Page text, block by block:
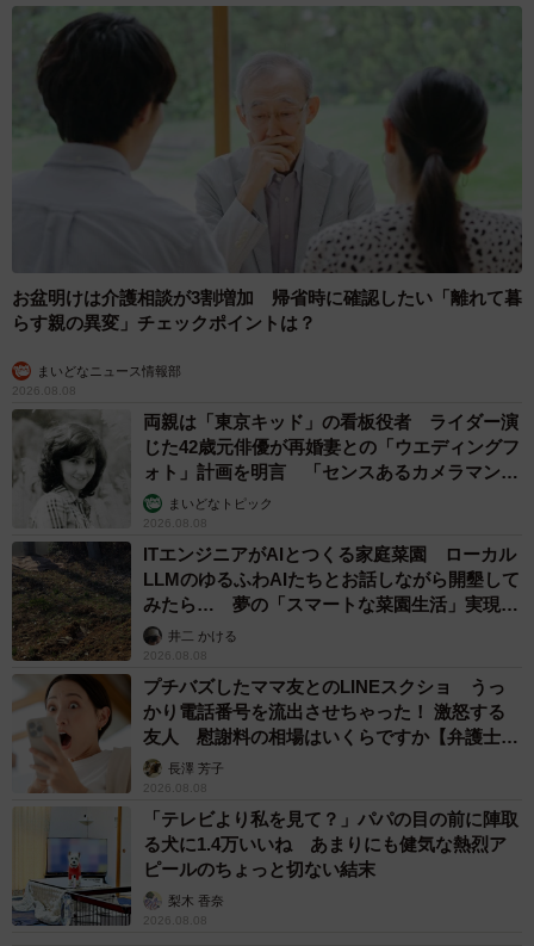
お盆明けは介護相談が3割増加 帰省時に確認したい「離れて暮
らす親の異変」チェックポイントは？
まいどなニュース情報部
2026.08.08
両親は「東京キッド」の看板役者 ライダー演
じた42歳元俳優が再婚妻との「ウエディングフ
ォト」計画を明言 「センスあるカメラマン求
む」まいどなトピック
2026.08.08
ITエンジニアがAIとつくる家庭菜園 ローカル
LLMのゆるふわAIたちとお話しながら開墾して
みたら… 夢の「スマートな菜園生活」実現な
るか井二 かける
2026.08.08
プチバズしたママ友とのLINEスクショ うっ
かり電話番号を流出させちゃった！ 激怒する
友人 慰謝料の相場はいくらですか【弁護士が
解説】長澤 芳子
2026.08.08
「テレビより私を見て？」パパの目の前に陣取
る犬に1.4万いいね あまりにも健気な熱烈ア
ピールのちょっと切ない結末
梨木 香奈
2026.08.08